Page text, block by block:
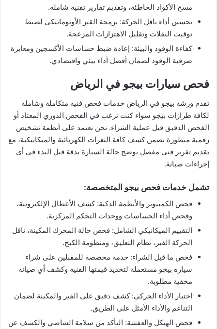
مسح الأكواد الخاطئة، وتقديم تقارير تقنية شاملة.
تحسين أداء ناقل الحركة: برمجة القير الأوتوماتيكي لضبط
توقيت النقلات وتقليل الاهتزازات المزعجة.
كفاءة الوقود والبيئة: إعادة ضبط حساسات الأكسجين ومعايرة
صرفية الوقود لضمان أفضل أداء بيئي واقتصادي.
فحص سيارات بيجو في الرياض
تقدم ورشة بيجو في الرياض خدمات فحص فنية متكاملة وشاملة
لكافة طرازات بيجو سواء كنت ترغب في الفحص الدوري المعتاد أو
الفحص الدقيق قبل عملية الشراء. نحن نعتمد على أنظمة تشخيص
رقمية متطورة تضمن كشف كافة الثغرات الكهربائية والميكانيكية، مع
تقديم تقرير فني مفصل يوضح حالة السيارة بدقة قبل البدء في أي
إجراءات صيانة.
تشمل خدمات فحص بيجو المتخصصة:
فحص الكمبيوتر والأنظمة الذكية: كشف الأعطال الإلكترونية،
وفحص أداء الحساسات ووحدات التحكم المركزية.
التقييم الميكانيكي الشامل: فحص حالة المحرك المكينة، ناقل
الحركة القير، نظام التعليق، ومنظومة الكبح.
فحص ما قبل الشراء: خدمة مخصصة للمقبلين على شراء
سيارة بيجو مستعملة لتحديد قيمتها الفنية وكشف أي صيانة
مخفية مطلوبة.
اختبار الأداء الحركي: كشف دقيق على القير والمكينة لضمان
التناغم والأداء الأمثل على الطريق.
فحص الهيكل والعفشة: التأكد من سلامة الشاصي والكشف عن